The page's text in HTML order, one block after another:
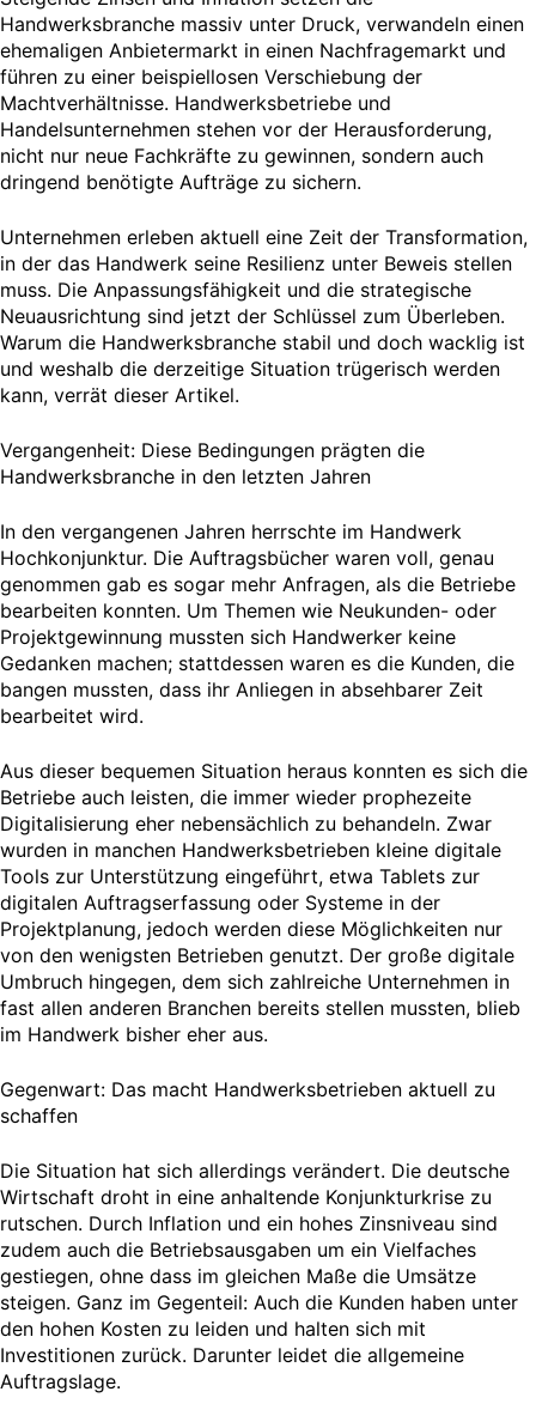
Handwerksbranche massiv unter Druck, verwandeln einen
ehemaligen Anbietermarkt in einen Nachfragemarkt und
führen zu einer beispiellosen Verschiebung der
Machtverhältnisse. Handwerksbetriebe und
Handelsunternehmen stehen vor der Herausforderung,
nicht nur neue Fachkräfte zu gewinnen, sondern auch
dringend benötigte Aufträge zu sichern.
Unternehmen erleben aktuell eine Zeit der Transformation,
in der das Handwerk seine Resilienz unter Beweis stellen
muss. Die Anpassungsfähigkeit und die strategische
Neuausrichtung sind jetzt der Schlüssel zum Überleben.
Warum die Handwerksbranche stabil und doch wacklig ist
und weshalb die derzeitige Situation trügerisch werden
kann, verrät dieser Artikel.
Vergangenheit: Diese Bedingungen prägten die
Handwerksbranche in den letzten Jahren
In den vergangenen Jahren herrschte im Handwerk
Hochkonjunktur. Die Auftragsbücher waren voll, genau
genommen gab es sogar mehr Anfragen, als die Betriebe
bearbeiten konnten. Um Themen wie Neukunden- oder
Projektgewinnung mussten sich Handwerker keine
Gedanken machen; stattdessen waren es die Kunden, die
bangen mussten, dass ihr Anliegen in absehbarer Zeit
bearbeitet wird.
Aus dieser bequemen Situation heraus konnten es sich die
Betriebe auch leisten, die immer wieder prophezeite
Digitalisierung eher nebensächlich zu behandeln. Zwar
wurden in manchen Handwerksbetrieben kleine digitale
Tools zur Unterstützung eingeführt, etwa Tablets zur
digitalen Auftragserfassung oder Systeme in der
Projektplanung, jedoch werden diese Möglichkeiten nur
von den wenigsten Betrieben genutzt. Der große digitale
Umbruch hingegen, dem sich zahlreiche Unternehmen in
fast allen anderen Branchen bereits stellen mussten, blieb
im Handwerk bisher eher aus.
Gegenwart: Das macht Handwerksbetrieben aktuell zu
schaffen
Die Situation hat sich allerdings verändert. Die deutsche
Wirtschaft droht in eine anhaltende Konjunkturkrise zu
rutschen. Durch Inflation und ein hohes Zinsniveau sind
zudem auch die Betriebsausgaben um ein Vielfaches
gestiegen, ohne dass im gleichen Maße die Umsätze
steigen. Ganz im Gegenteil: Auch die Kunden haben unter
den hohen Kosten zu leiden und halten sich mit
Investitionen zurück. Darunter leidet die allgemeine
Auftragslage.